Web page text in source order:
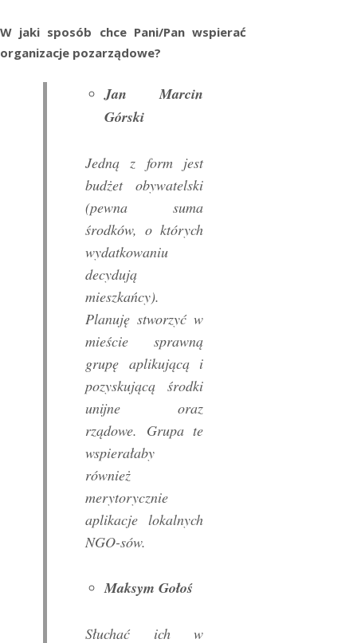
W jaki sposób chce Pani/Pan wspierać
organizacje pozarządowe?
Jan Marcin
Górski
Jedną z form jest
budżet obywatelski
(pewna suma
środków, o których
wydatkowaniu
decydują
mieszkańcy).
Planuję stworzyć w
mieście sprawną
grupę aplikującą i
pozyskującą środki
unijne oraz
rządowe. Grupa te
wspierałaby
również
merytorycznie
aplikacje lokalnych
NGO-sów.
Maksym Gołoś
Słuchać ich w